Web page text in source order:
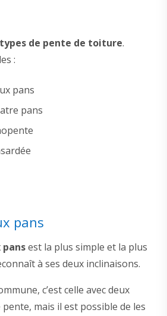
types de pente de toiture.
:
pans
pans
pans
est la plus simple et la plus
à ses deux inclinaisons.
c’est celle avec deux
mais il est possible de les